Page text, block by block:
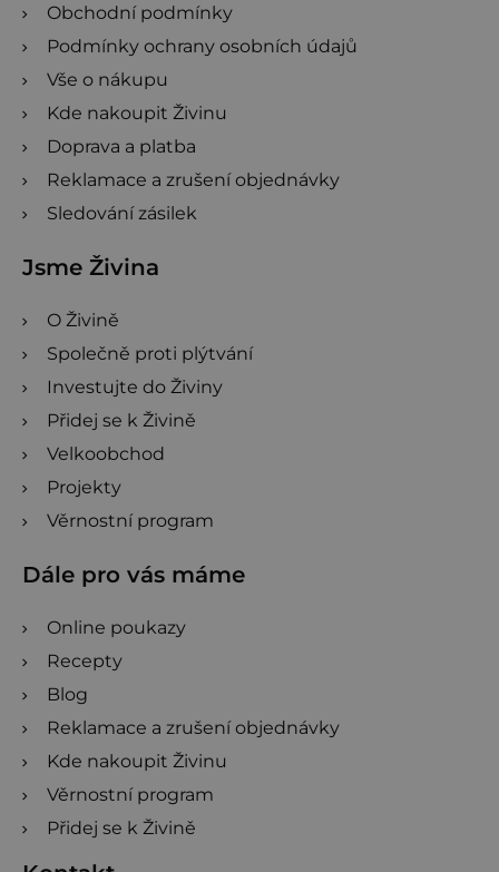
Obchodní podmínky
Podmínky ochrany osobních údajů
Vše o nákupu
Kde nakoupit Živinu
Doprava a platba
Reklamace a zrušení objednávky
Sledování zásilek
Jsme Živina
O Živině
Společně proti plýtvání
Investujte do Živiny
Přidej se k Živině
Velkoobchod
Projekty
Věrnostní program
Dále pro vás máme
Online poukazy
Recepty
Blog
Reklamace a zrušení objednávky
Kde nakoupit Živinu
Věrnostní program
Přidej se k Živině